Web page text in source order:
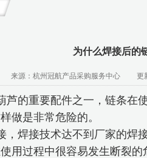
为什么焊接后的
来源：杭州冠航产品采购服务中心
芦的重要配件之一，链条在
做是非常危险的。
，焊接技术达不到厂家的焊
用过程中很容易发生断裂